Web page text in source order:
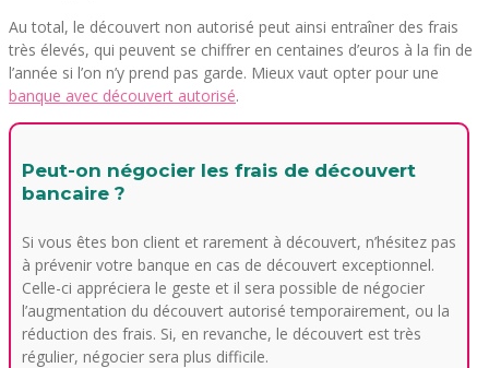
Au total, le découvert non autorisé peut ainsi entraîner des frais
très élevés, qui peuvent se chiffrer en centaines d’euros à la fin de
l’année si l’on n’y prend pas garde. Mieux vaut opter pour une
banque avec découvert autorisé.
Peut-on négocier les frais de découvert
bancaire ?
Si vous êtes bon client et rarement à découvert, n’hésitez pas
à prévenir votre banque en cas de découvert exceptionnel.
Celle-ci appréciera le geste et il sera possible de négocier
l’augmentation du découvert autorisé temporairement, ou la
réduction des frais. Si, en revanche, le découvert est très
régulier, négocier sera plus difficile.